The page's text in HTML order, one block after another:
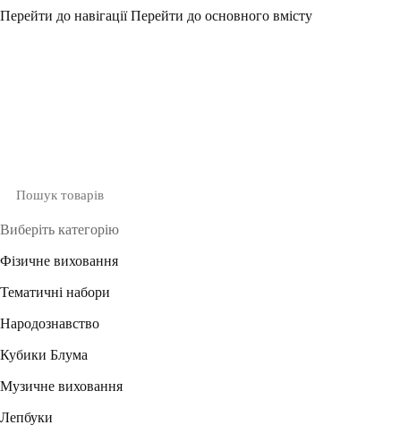
Перейти до навігаціїПерейти до основного вмісту
Виберіть категорію
Фізичне виховання
Тематичні набори
Народознавство
Кубики Блума
Музичне виховання
Лепбуки